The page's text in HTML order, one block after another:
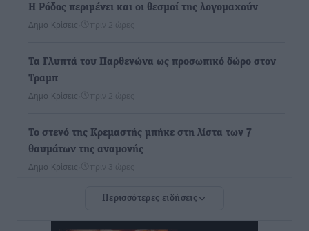
Η Ρόδος περιμένει και οι θεσμοί της λογομαχούν
Δημο-Κρίσεις πριν 2 ώρες
Τα Γλυπτά του Παρθενώνα ως προσωπικό δώρο στον
Τραμπ
Δημο-Κρίσεις πριν 2 ώρες
Το στενό της Κρεμαστής μπήκε στη λίστα των 7
θαυμάτων της αναμονής
Δημο-Κρίσεις πριν 3 ώρες
ΣΕΤΕ: Σημαντική θεσμική εξέλιξη η ΚΥΑ για το ΕΧΠ
για τον τουρισμό
Περισσότερες ειδήσεις